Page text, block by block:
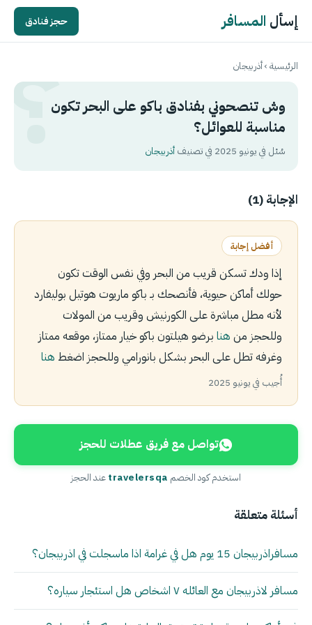
إسأل المسافر حجز فنادق
الرئيسية›أذربيجان
وش تنصحوني بفنادق باكو على البحر تكون
مناسبة للعوائل؟
سُئل في يونيو 2025 في تصنيف أذربيجان
الإجابة (1)
أفضل إجابة
إذا ودك تسكن قريب من البحر وفي نفس الوقت تكون
حولك أماكن حيوية، فأنصحك بـ باكو ماريوت هوتيل بوليفارد
لأنه مطل مباشرة على الكورنيش وقريب من المولات
وللحجز من هنا برضو هيلتون باكو خيار ممتاز، موقعه ممتاز
وغرفه تطل على البحر بشكل بانورامي وللحجز اضغط هنا
أُجيب في يونيو 2025
تواصل مع فريق عطلات للحجز
استخدم كود الخصم travelersqaعند الحجز
أسئلة متعلقة
مسافراذربيجان 15 يوم هل في غرامة اذا ماسجلت في اذربيجان؟
مسافر لاذربيجان مع العائله ٧ اشخاص هل استئجار سياره؟